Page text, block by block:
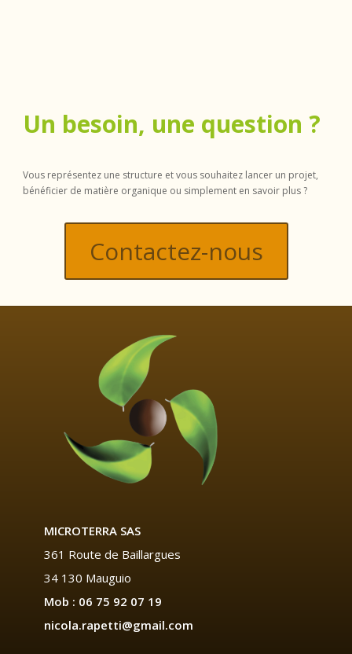
Un besoin, une question ?
Vous représentez une structure et vous souhaitez lancer un projet,
bénéficier de matière organique ou simplement en savoir plus ?
Contactez-nous
MICROTERRA SAS
361 Route de Baillargues
34 130 Mauguio
Mob : 06 75 92 07 19
nicola.rapetti@gmail.com